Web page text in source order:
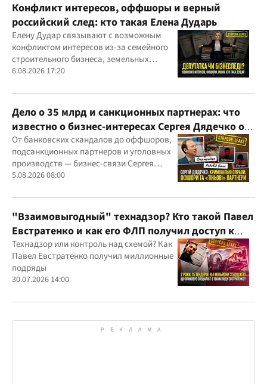
Конфликт интересов, оффшоры и верный
российский след: кто такая Елена Дударь
Елену Дудар связывают с возможным
конфликтом интересов из-за семейного
строительного бизнеса, земельных
скандалов, судебных дел
6.08.2026 17:20
Дело о 35 млрд и санкционных партнерах: что
известно о бизнес-интересах Сергея Дядечко от
"Родовид Банка" до "ФАРМАСЕЛ"
От банковских скандалов до оффшоров,
подсанкционных партнеров и уголовных
производств — бизнес-связи Сергея
Дядечко до сих пор простираются через
юрисдикций
5.08.2026 08:00
"Взаимовыгодный" технадзор? Кто такой Павел
Евстратенко и как его ФЛП получил доступ к
бюджетным миллионам?
Технадзор или контроль над схемой? Как
Павел Евстратенко получил миллионные
подряды
30.07.2026 14:00